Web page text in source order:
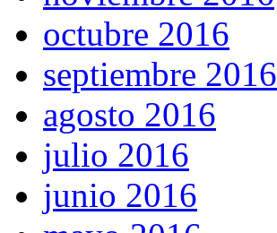
octubre 2016
septiembre 2016
agosto 2016
julio 2016
junio 2016